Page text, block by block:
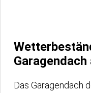
Das Garagendach